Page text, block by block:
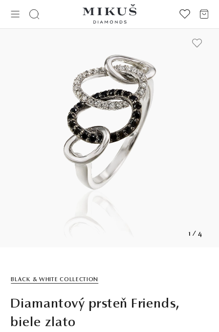
1 / 4
BLACK & WHITE COLLECTION
Diamantový prsteň Friends,
biele zlato